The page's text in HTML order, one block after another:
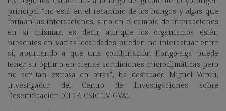
principal “no está en el recambio de los hongos y algas que
forman las interacciones, sino en el cambio de interacciones
en sí mismas, es decir, aunque los organismos estén
presentes en varias localidades pueden no interactuar entre
sí, apuntando a que una combinación hongo-alga puede
tener su óptimo en ciertas condiciones microclimáticas pero
no ser tan exitosa en otras”, ha destacado Miguel Verdú,
investigador del Centro de Investigaciones sobre
Desertificación (CIDE, CSIC-UV-GVA).